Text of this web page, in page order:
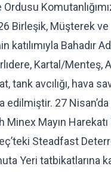
Birleşik, Müşterek ve
Bahadır
Kartal/Menteş,
avcılığı, hava
edilmiştir. 27
Mayın Harekatı
Steadfast
Yeri tatbikatlarına